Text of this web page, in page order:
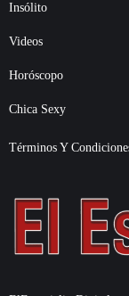
Insólito
Videos
Horóscopo
Chica Sexy
Términos Y